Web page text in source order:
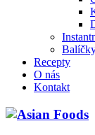
Recepty
O nás
Kontakt